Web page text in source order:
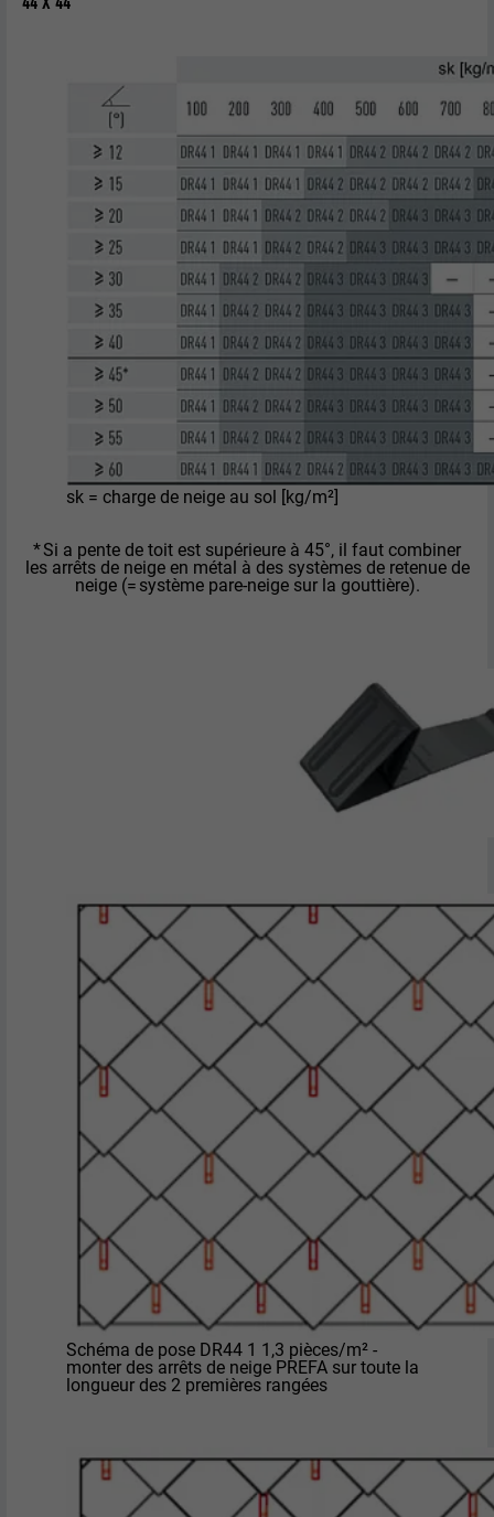
sk = charge de neige au sol [kg/m²]
* Si a pente de toit est supérieure à 45°, il faut combiner
les arrêts de neige en métal à des systèmes de retenue de
neige (= système pare-neige sur la gouttière).
Schéma de pose DR44 1 1,3 pièces/m² -
monter des arrêts de neige PREFA sur toute la
longueur des 2 premières rangées
EXPIRATION
UTILITÉ
Ce cookie comprend un identifiant
unique universel (UUID) permettant de
grouper les actions effectuées sur
plusieurs pages lorsque l'utilisateur ne
peut pas être identifié clairement.
li_gc
FOURNISSEUR LinkedIn
EXPIRATION 2 ans
UTILITÉ
Sert à enregistrer l'autorisation de
l'utilisateur à utiliser des cookies pour
des fonctions non essentielles.
NOM lidc
Pour faciliter le choix des centres de
EXPIRATION 15 minutes
UTILITÉ
Est placé afin de tester si le navigateur
autorise l'utilisation de cookies. Ne
contient aucun élément d'identification.